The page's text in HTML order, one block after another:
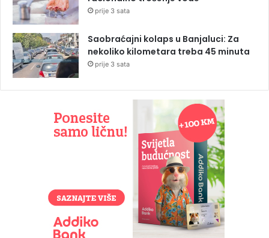
prije 3 sata
Saobraćajni kolaps u Banjaluci: Za
nekoliko kilometara treba 45 minuta
prije 3 sata